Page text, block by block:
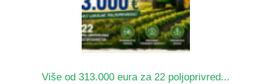
Više od 313.000 eura za 22 poljoprivred...